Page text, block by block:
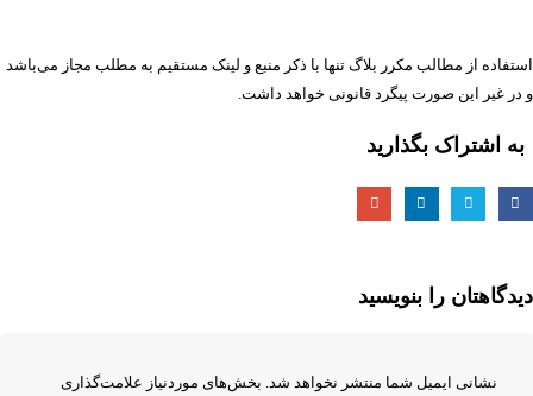
استفاده از مطالب مکرر بلاگ تنها با ذکر منبع و لینک مستقیم به مطلب مجاز می‌باشد
و در غیر این صورت پیگرد قانونی خواهد داشت.
به اشتراک بگذارید
دیدگاهتان را بنویسید
نشانی ایمیل شما منتشر نخواهد شد. بخش‌های موردنیاز علامت‌گذاری